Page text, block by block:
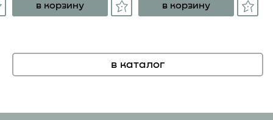
в корзину в корзину
в каталог